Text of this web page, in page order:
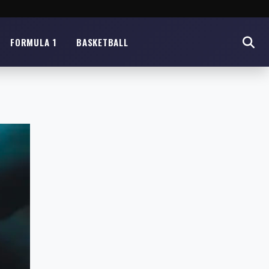
FORMULA 1 BASKETBALL